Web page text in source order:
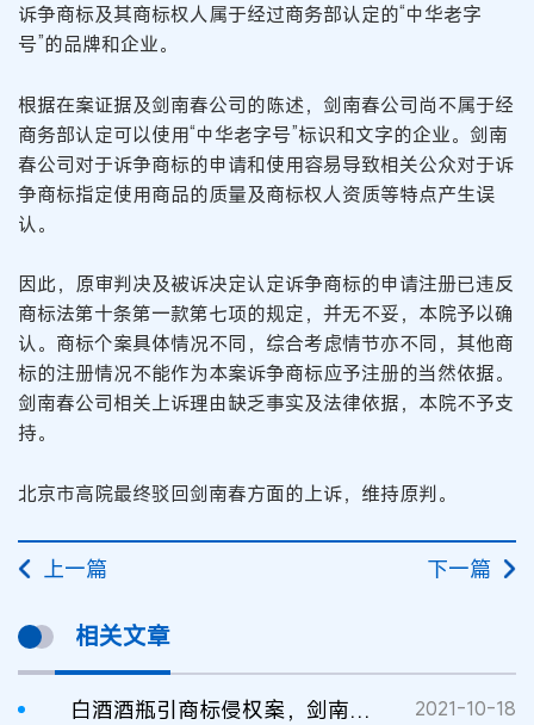
诉争商标及其商标权人属于经过商务部认定的“中华老字
号”的品牌和企业。
根据在案证据及剑南春公司的陈述，剑南春公司尚不属于经
商务部认定可以使用“中华老字号”标识和文字的企业。剑南
春公司对于诉争商标的申请和使用容易导致相关公众对于诉
争商标指定使用商品的质量及商标权人资质等特点产生误
认。
因此，原审判决及被诉决定认定诉争商标的申请注册已违反
商标法第十条第一款第七项的规定，并无不妥，本院予以确
认。商标个案具体情况不同，综合考虑情节亦不同，其他商
标的注册情况不能作为本案诉争商标应予注册的当然依据。
剑南春公司相关上诉理由缺乏事实及法律依据，本院不予支
持。
北京市高院最终驳回剑南春方面的上诉，维持原判。
上一篇 下一篇
相关文章
白酒酒瓶引商标侵权案，剑南春胜出 2021-10-18